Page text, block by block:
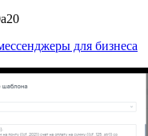
для бизнеса